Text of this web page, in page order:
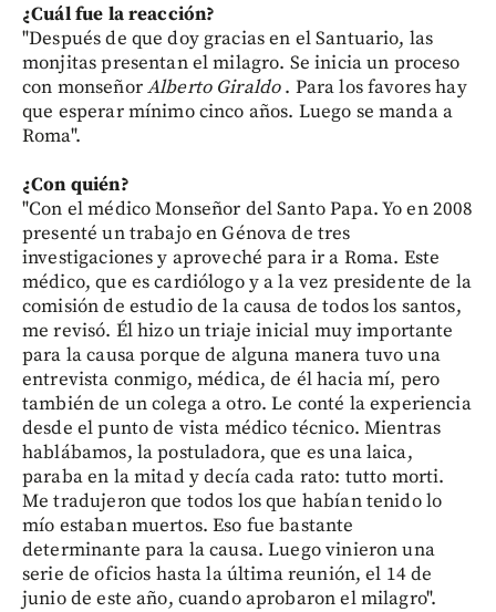
¿Cuál fue la reacción?
"Después de que doy gracias en el Santuario, las
monjitas presentan el milagro. Se inicia un proceso
con monseñorAlberto Giraldo. Para los favores hay
que esperar mínimo cinco años. Luego se manda a
Roma".
¿Con quién?
"Con el médico Monseñor del Santo Papa. Yo en 2008
presenté un trabajo en Génova de tres
investigaciones y aproveché para ir a Roma. Este
médico, que es cardiólogo y a la vez presidente de la
comisión de estudio de la causa de todos los santos,
me revisó. Él hizo un triaje inicial muy importante
para la causa porque de alguna manera tuvo una
entrevista conmigo, médica, de él hacia mí, pero
también de un colega a otro. Le conté la experiencia
desde el punto de vista médico técnico. Mientras
hablábamos, la postuladora, que es una laica,
paraba en la mitad y decía cada rato: tutto morti.
Me tradujeron que todos los que habían tenido lo
mío estaban muertos. Eso fue bastante
determinante para la causa. Luego vinieron una
serie de oficios hasta la última reunión, el 14 de
junio de este año, cuando aprobaron el milagro".